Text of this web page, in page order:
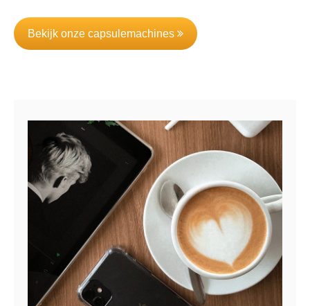
Bekijk onze capsulemachines